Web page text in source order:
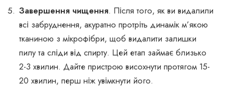
Завершення чищення. Після того, як ви видалили
всі забруднення, акуратно протріть динамік м’якою
тканиною з мікрофібри, щоб видалити залишки
пилу та сліди від спирту. Цей етап займає близько
2-3 хвилин. Дайте пристрою висохнути протягом 15-
20 хвилин, перш ніж увімкнути його.